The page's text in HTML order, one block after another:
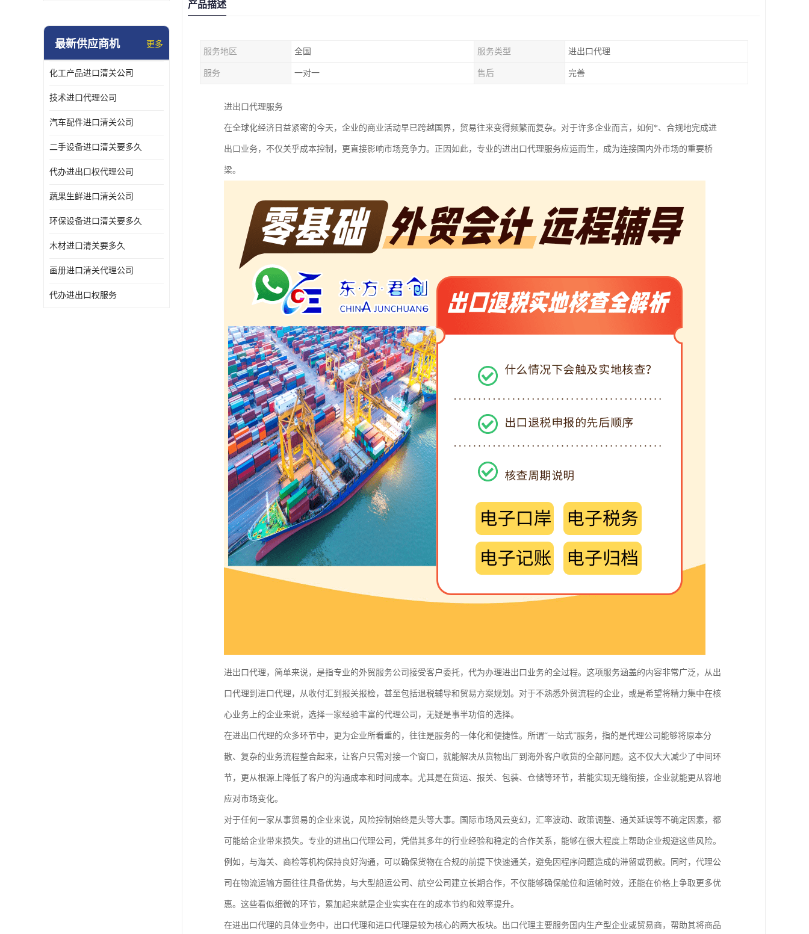
最新供应商机 更多
化工产品进口清关公司
技术进口代理公司
汽车配件进口清关公司
二手设备进口清关要多久
代办进出口权代理公司
蔬果生鲜进口清关公司
环保设备进口清关要多久
木材进口清关要多久
画册进口清关代理公司
代办进出口权服务
产品描述
服务地区 全国 服务类型 进出口代理
服务 一对一 售后 完善
进出口代理服务
在全球化经济日益紧密的今天，企业的商业活动早已跨越国界，贸易往来变得频繁而复杂。对于许多企业而言，如何*、合规地完成进
出口业务，不仅关乎成本控制，更直接影响市场竞争力。正因如此，专业的进出口代理服务应运而生，成为连接国内外市场的重要桥
梁。
进出口代理，简单来说，是指专业的外贸服务公司接受客户委托，代为办理进出口业务的全过程。这项服务涵盖的内容非常广泛，从出
口代理到进口代理，从收付汇到报关报检，甚至包括退税辅导和贸易方案规划。对于不熟悉外贸流程的企业，或是希望将精力集中在核
心业务上的企业来说，选择一家经验丰富的代理公司，无疑是事半功倍的选择。
在进出口代理的众多环节中，更为企业所看重的，往往是服务的一体化和便捷性。所谓“一站式”服务，指的是代理公司能够将原本分
散、复杂的业务流程整合起来，让客户只需对接一个窗口，就能解决从货物出厂到海外客户收货的全部问题。这不仅大大减少了中间环
节，更从根源上降低了客户的沟通成本和时间成本。尤其是在货运、报关、包装、仓储等环节，若能实现无缝衔接，企业就能更从容地
应对市场变化。
对于任何一家从事贸易的企业来说，风险控制始终是头等大事。国际市场风云变幻，汇率波动、政策调整、通关延误等不确定因素，都
可能给企业带来损失。专业的进出口代理公司，凭借其多年的行业经验和稳定的合作关系，能够在很大程度上帮助企业规避这些风险。
例如，与海关、商检等机构保持良好沟通，可以确保货物在合规的前提下快速通关，避免因程序问题造成的滞留或罚款。同时，代理公
司在物流运输方面往往具备优势，与大型船运公司、航空公司建立长期合作，不仅能够确保舱位和运输时效，还能在价格上争取更多优
惠。这些看似细微的环节，累加起来就是企业实实在在的成本节约和效率提升。
在进出口代理的具体业务中，出口代理和进口代理是较为核心的两大板块。出口代理主要服务国内生产型企业或贸易商，帮助其将商品